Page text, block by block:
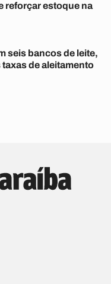
reforçar estoque na
seis bancos de leite,
de aleitamento